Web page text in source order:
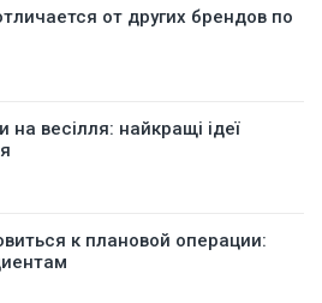
от других брендов по
на весілля: найкращі ідеї
к плановой операции: